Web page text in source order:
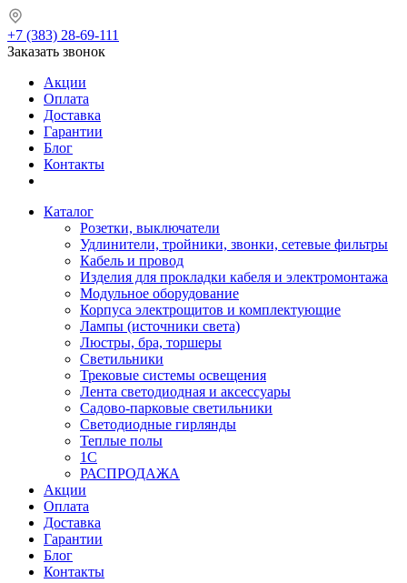
+7 (383) 28-69-111
Заказать звонок
Акции
Оплата
Доставка
Гарантии
Блог
Контакты
Каталог
Розетки, выключатели
Удлинители, тройники, звонки, сетевые фильтры
Кабель и провод
Изделия для прокладки кабеля и электромонтажа
Модульное оборудование
Корпуса электрощитов и комплектующие
Лампы (источники света)
Люстры, бра, торшеры
Светильники
Трековые системы освещения
Лента светодиодная и аксессуары
Садово-парковые светильники
Светодиодные гирлянды
Теплые полы
1С
РАСПРОДАЖА
Акции
Оплата
Доставка
Гарантии
Блог
Контакты